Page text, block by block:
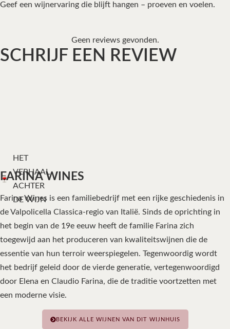
Geef een wijnervaring die blijft hangen – proeven en voelen.
Geen reviews gevonden.
SCHRIJF EEN REVIEW
HET
VERHAAL
ACHTER
DE WIJN
FARINA WINES
Farina Wines is een familiebedrijf met een rijke geschiedenis in
de Valpolicella Classica-regio van Italië. Sinds de oprichting in
het begin van de 19e eeuw heeft de familie Farina zich
toegewijd aan het produceren van kwaliteitswijnen die de
essentie van hun terroir weerspiegelen. Tegenwoordig wordt
het bedrijf geleid door de vierde generatie, vertegenwoordigd
door Elena en Claudio Farina, die de traditie voortzetten met
een moderne visie.
BEKIJK ALLE WIJNEN VAN DIT WIJNHUIS